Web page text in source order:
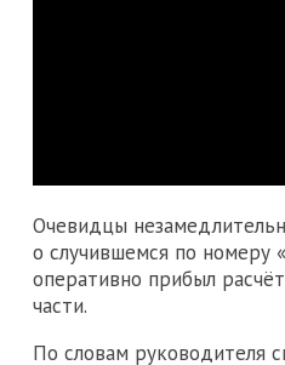
Очевидцы
о случившемся по номеру
оперативно прибыл
части.
По словам руководителя